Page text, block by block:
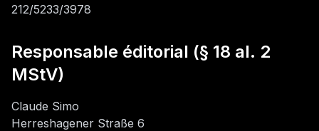
212/5233/3978
Responsable éditorial (§ 18 al. 2
MStV)
Claude Simo
Herreshagener Straße 6